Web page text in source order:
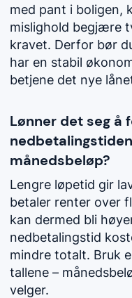
med pant i boligen,
mislighold begjære
kravet. Derfor bør
har en stabil
betjene det nye
Lønner det seg å
månedsbeløp?
Lengre løpetid gir
betaler renter over
kan dermed bli
nedbetalingstid
mindre totalt. Bruk
tallene –
velger.